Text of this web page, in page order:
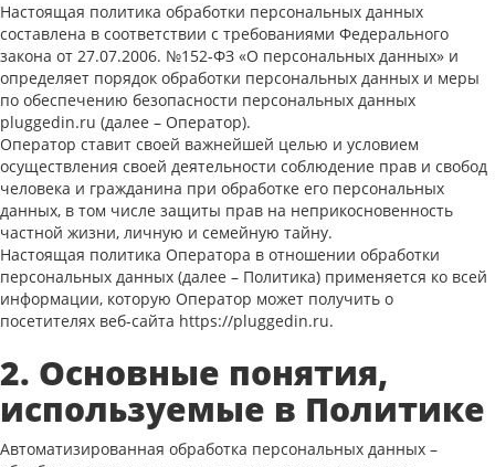
Настоящая политика обработки персональных данных
составлена в соответствии с требованиями Федерального
закона от 27.07.2006. №152-ФЗ «О персональных данных» и
определяет порядок обработки персональных данных и меры
по обеспечению безопасности персональных данных
pluggedin.ru (далее – Оператор).
Оператор ставит своей важнейшей целью и условием
осуществления своей деятельности соблюдение прав и свобод
человека и гражданина при обработке его персональных
данных, в том числе защиты прав на неприкосновенность
частной жизни, личную и семейную тайну.
Настоящая политика Оператора в отношении обработки
персональных данных (далее – Политика) применяется ко всей
информации, которую Оператор может получить о
посетителях веб-сайта https://pluggedin.ru.
2. Основные понятия,
используемые в Политике
Автоматизированная обработка персональных данных –